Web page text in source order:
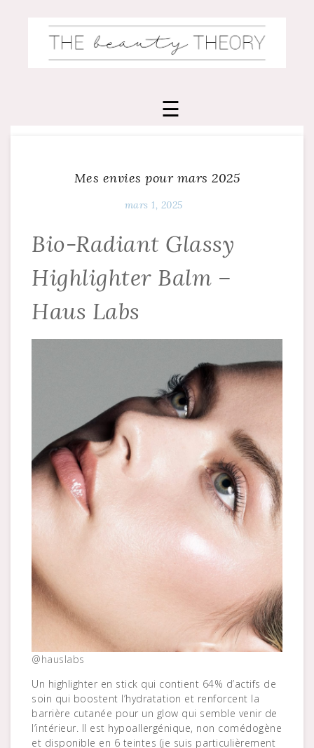
Mes envies pour mars 2025
mars 1, 2025
Bio-Radiant Glassy
Highlighter Balm –
Haus Labs
@hauslabs
Un highlighter en stick qui contient 64% d’actifs de
soin qui boostent l’hydratation et renforcent la
barrière cutanée pour un glow qui semble venir de
l’intérieur. Il est hypoallergénique, non comédogène
et disponible en 6 teintes (je suis particulièrement